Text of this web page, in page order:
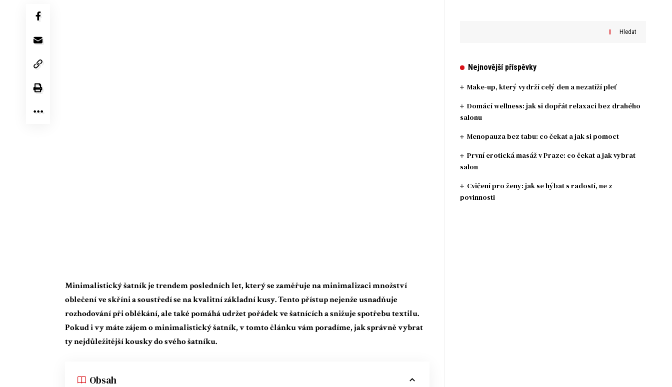
Minimalistický šatník je trendem posledních let, který se zaměřuje na minimalizaci množství
oblečení ve skříni a soustředí se na kvalitní základní kusy. Tento přístup nejenže usnadňuje
rozhodování při oblékání, ale také pomáhá udržet pořádek ve šatnících a snižuje spotřebu textilu.
Pokud i vy máte zájem o minimalistický šatník, v tomto článku vám poradíme, jak správně vybrat
ty nejdůležitější kousky do svého šatníku.
Obsah
Hledat
Nejnovější příspěvky
Make-up, který vydrží celý den a nezatíží pleť
Domácí wellness: jak si dopřát relaxaci bez drahého
salonu
Menopauza bez tabu: co čekat a jak si pomoct
První erotická masáž v Praze: co čekat a jak vybrat
salon
Cvičení pro ženy: jak se hýbat s radostí, ne z
povinnosti